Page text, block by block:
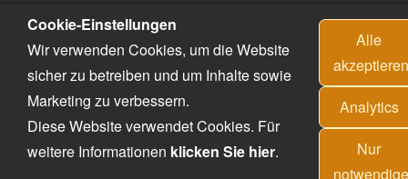
Cookie-Einstellungen
Wir verwenden Cookies, um die Website
sicher zu betreiben und um Inhalte sowie
Marketing zu verbessern.
Diese Website verwendet Cookies. Für
weitere Informationen klicken Sie hier.
Alle
Analytics
Nur